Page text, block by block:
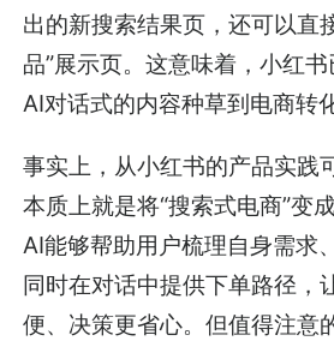
出的新搜索结果页，还可以直
品”展示页。这意味着，小红
AI对话式的内容种草到电商转
事实上，从小红书的产品实践
本质上就是将“搜索式电商”变
AI能够帮助用户梳理自身需求
同时在对话中提供下单路径，
便、决策更省心。但值得注意